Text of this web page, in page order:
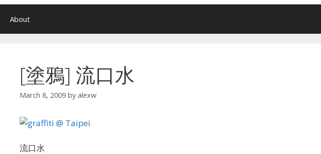
About
[塗鴉] 流口水
March 8, 2009 by alexw
流口水